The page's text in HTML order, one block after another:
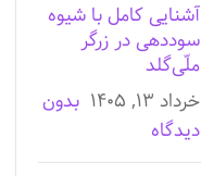
آشنایی کامل با شیوه
سوددهی در زرگر
ملّی‌گلد
خرداد ۱۳, ۱۴۰۵
بدون
دیدگاه